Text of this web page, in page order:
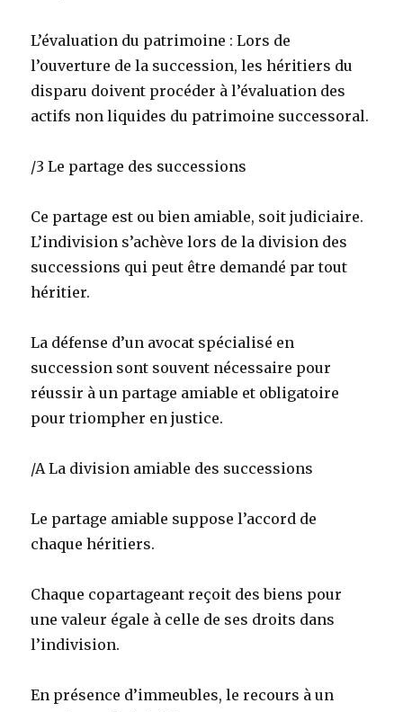
L’évaluation du patrimoine : Lors de
l’ouverture de la succession, les héritiers du
disparu doivent procéder à l’évaluation des
actifs non liquides du patrimoine successoral.
/3 Le partage des successions
Ce partage est ou bien amiable, soit judiciaire.
L’indivision s’achève lors de la division des
successions qui peut être demandé par tout
héritier.
La défense d’un avocat spécialisé en
succession sont souvent nécessaire pour
réussir à un partage amiable et obligatoire
pour triompher en justice.
/A La division amiable des successions
Le partage amiable suppose l’accord de
chaque héritiers.
Chaque copartageant reçoit des biens pour
une valeur égale à celle de ses droits dans
l’indivision.
En présence d’immeubles, le recours à un